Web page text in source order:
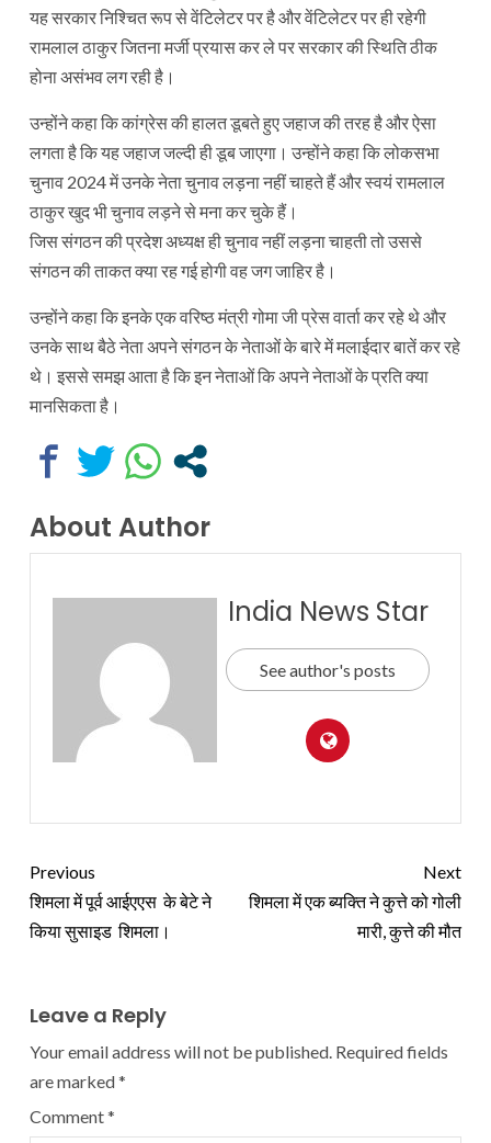
यह सरकार निश्चित रूप से वेंटिलेटर पर है और वेंटिलेटर पर ही रहेगी
रामलाल ठाकुर जितना मर्जी प्रयास कर ले पर सरकार की स्थिति ठीक
होना असंभव लग रही है।
उन्होंने कहा कि कांग्रेस की हालत डूबते हुए जहाज की तरह है और ऐसा
लगता है कि यह जहाज जल्दी ही डूब जाएगा। उन्होंने कहा कि लोकसभा
चुनाव 2024 में उनके नेता चुनाव लड़ना नहीं चाहते हैं और स्वयं रामलाल
ठाकुर खुद भी चुनाव लड़ने से मना कर चुके हैं।
जिस संगठन की प्रदेश अध्यक्ष ही चुनाव नहीं लड़ना चाहती तो उससे
संगठन की ताकत क्या रह गई होगी वह जग जाहिर है।
उन्होंने कहा कि इनके एक वरिष्ठ मंत्री गोमा जी प्रेस वार्ता कर रहे थे और
उनके साथ बैठे नेता अपने संगठन के नेताओं के बारे में मलाईदार बातें कर रहे
थे। इससे समझ आता है कि इन नेताओं कि अपने नेताओं के प्रति क्या
मानसिकता है।
About Author
India News Star
See author's posts
Previous
शिमला में पूर्व आईएएस के बेटे ने
किया सुसाइड शिमला।
Next
शिमला में एक ब्यक्ति ने कुत्ते को गोली
मारी, कुत्ते की मौत
Leave a Reply
Your email address will not be published. Required fields
are marked*
Comment*